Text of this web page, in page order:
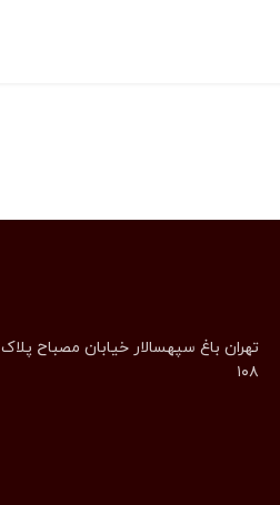
تهران باغ سپهسالار خیابان مصباح پلاک
۱۰۸